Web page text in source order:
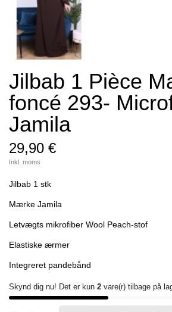
Jilbab 1 Pièce
foncé 293-
Jamila
29,90 €
Inkl. moms
Jilbab 1 stk
Mærke Jamila
Letvægts mikrofiber Wool Peach-stof
Elastiske ærmer
Integreret pandebånd
Skynd dig nu! Det er kun 2 vare(r) tilbage på